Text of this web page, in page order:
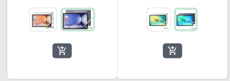
add_shopping_cart
add_shopping_cart